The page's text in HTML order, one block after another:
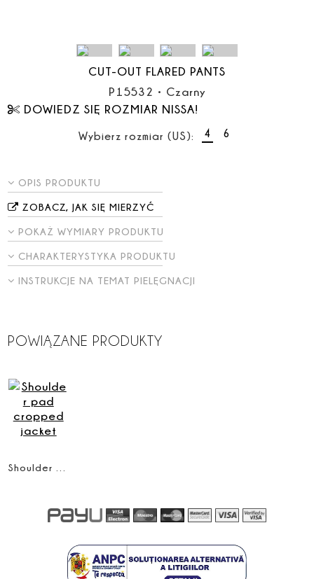
CUT-OUT FLARED PANTS
P15532 • Czarny
DOWIEDZ SIĘ ROZMIAR NISSA!
Wybierz rozmiar (US): 4 6
OPIS PRODUKTU
ZOBACZ, JAK SIĘ MIERZYĆ
POKAŻ WYMIARY PRODUKTU
CHARAKTERYSTYKA PRODUKTU
INSTRUKCJE NA TEMAT PIELĘGNACJI
POWIĄZANE PRODUKTY